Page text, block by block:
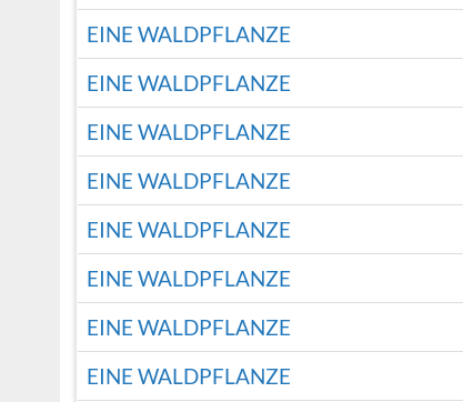
EINE WALDPFLANZE
EINE WALDPFLANZE
EINE WALDPFLANZE
EINE WALDPFLANZE
EINE WALDPFLANZE
EINE WALDPFLANZE
EINE WALDPFLANZE
EINE WALDPFLANZE